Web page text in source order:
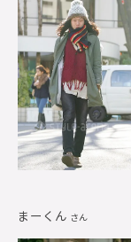
まーくん さん